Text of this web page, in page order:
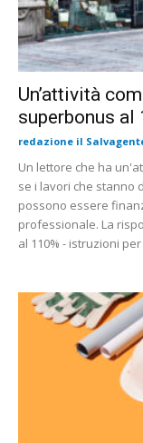
Un’attività
superbonus al
redazione il
Un lettore che ha
se i lavori che stanno
possono essere
professionale. La
al 110% - istruzioni